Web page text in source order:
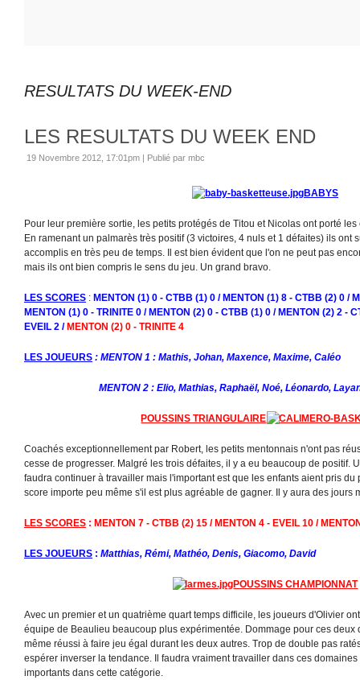
RESULTATS DU WEEK-END
LES RESULTATS DU WEEK END
19 Novembre 2012, 17:01pm | Publié par mbc
BABYS
Pour leur première sortie, les petits protégés de Titou et Nicolas ont porté
En ramenant un palmarès très positif (3 victoires, 4 nuls et 1 défaites) ils ont
accomplis en très peu de temps. Il est bien évident que l'on ne peut pas
mais ils ont bien compris le sens du jeu. Un grand bravo.
LES SCORES : MENTON (1) 0 - CTBB (1) 0 / MENTON (1) 8 - CTBB (2) 0 /
MENTON (1) 0 - TRINITE 0 / MENTON (2) 0 - CTBB (1) 0 / MENTON (2) 2 -
EVEIL 2 /MENTON (2) 0 - TRINITE 4
LES JOUEURS : MENTON 1 : Mathis, Johan, Maxence, Maxime, Caléo
MENTON 2 : Elio, Mathias, Raphaël, Noé, Léonardo, Layan,
POUSSINS TRIANGULAIRE
Coachés exceptionnellement par Robert, les petits mentonnais n'ont pas
cesse de progresser. Malgré les trois défaites, il y a eu beaucoup de positif.
faudra continuer à travailler mais l'important est que les enfants aient pris du
score importe peu même s'il est plus agréable de gagner. Il y aura des jours
LES SCORES : MENTON 7 - CTBB (2) 15 / MENTON 4 - EVEIL 10 /
LES JOUEURS : Matthias, Rémi, Mathéo, Denis, Giacomo, David
POUSSINS CHAMPIONNAT
Avec un premier et un quatrième quart temps difficile, les joueurs d'Olivier
équipe de Beaulieu beaucoup plus expérimentée. Dommage pour ces deux
même réussi à faire jeu égal durant les deux autres. Trop de double pas
espérer inverser la tendance. Il faudra vraiment travailler dans ces
importants dans cette catégorie.